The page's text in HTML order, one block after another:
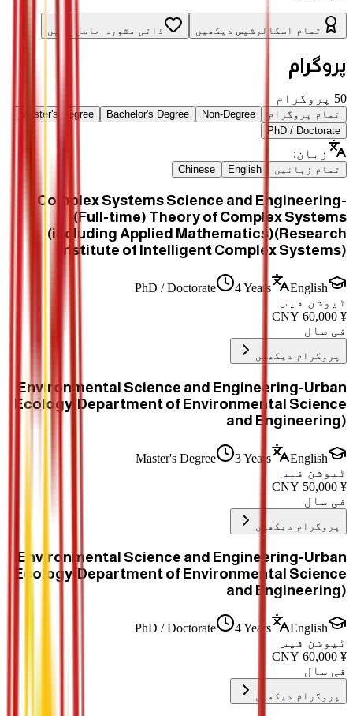
تمام اسکالرشپس دیکھیں ذاتی مشورہ حاصل کریں
پروگرام
50 پروگرام
تمام پروگرام Non-Degree
Bachelor's Degree
Master's Degree
PhD / Doctorate
زبان:
تمام زبانیں English
Chinese
Complex Systems Science and Engineering-
(Full-time) Theory of Complex Systems
(including Applied Mathematics)(Research
Institute of Intelligent Complex Systems)
PhD / Doctorate 4 Years
English
ٹیوشن فیس
¥
60,000
فی سال
پروگرام دیکھیں
Environmental Science and Engineering-Urban
Ecology(Department of Environmental Science
and Engineering)
Master's Degree 3 Years
English
ٹیوشن فیس
¥
50,000
فی سال
پروگرام دیکھیں
Environmental Science and Engineering-Urban
Ecology(Department of Environmental Science
and Engineering)
PhD / Doctorate 4 Years
English
ٹیوشن فیس
¥
60,000
فی سال
پروگرام دیکھیں